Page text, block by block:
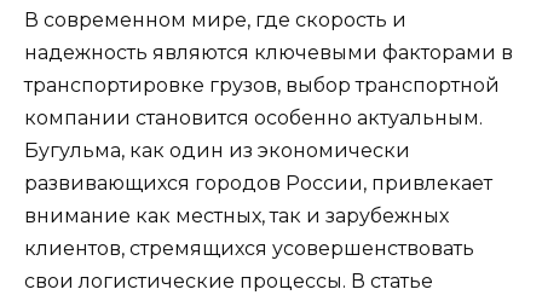
В современном мире, где скорость и
надежность являются ключевыми факторами в
транспортировке грузов, выбор транспортной
компании становится особенно актуальным.
Бугульма, как один из экономически
развивающихся городов России, привлекает
внимание как местных, так и зарубежных
клиентов, стремящихся усовершенствовать
свои логистические процессы. В статье